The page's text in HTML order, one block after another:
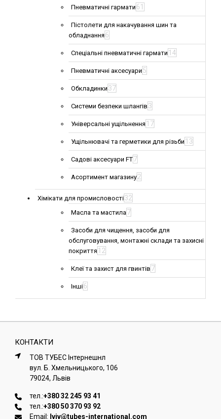
Пневматичні гармати 61
Пістолети для накачування шин та
обладнання 6
Спеціальні пневматичні гармати 14
Пневматичні аксесуари 5
Обкладинки 37
Системи безпеки шлангів 3
Універсальні ущільнення 17
Ущільнювачі та герметики для різьби 13
Садові аксесуари FT7
Асортимент магазину2
Хімікати для промисловості32
Масла та мастила7
Засоби для чищення, засоби для
обслуговування, монтажні склади та захисні
покриття 12
Клеї та захист для гвинтів 7
Інші6
КОНТАКТИ
ТОВ ТУБЕС Iнтернешнл
вул. Б. Хмельницького, 106
79024, Львiв
тел.:+380 32 245 93 41
тел.:+380 50 370 93 92
Email: lviv@tubes-international.com